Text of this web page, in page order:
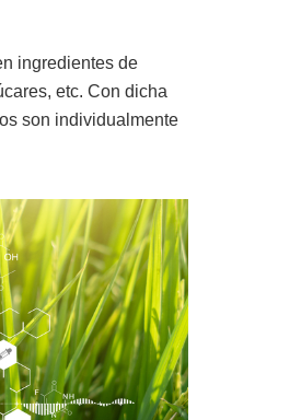
ingredientes de
etc. Con dicha
son individualmente